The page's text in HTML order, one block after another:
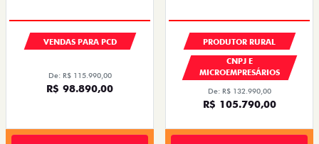
VENDAS PARA PCD
De: R$ 115.990,00
R$ 98.890,00
PRODUTOR RURAL
CNPJ E
MICROEMPRESÁRIOS
De: R$ 132.990,00
R$ 105.790,00